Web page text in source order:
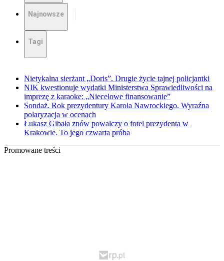
Najnowsze
Tagi
Nietykalna sierżant „Doris”. Drugie życie tajnej policjantki
NIK kwestionuje wydatki Ministerstwa Sprawiedliwości na
imprezę z karaoke: „Niecelowe finansowanie”
Sondaż. Rok prezydentury Karola Nawrockiego. Wyraźna
polaryzacja w ocenach
Łukasz Gibała znów powalczy o fotel prezydenta w
Krakowie. To jego czwarta próba
Promowane treści